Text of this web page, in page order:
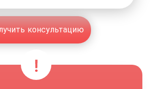
консультацию